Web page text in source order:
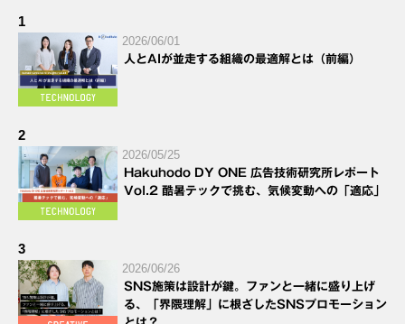
1
2026/06/01
人とAIが並走する組織の最適解とは（前編）
2
2026/05/25
Hakuhodo DY ONE 広告技術研究所レポート
Vol.2 酷暑テックで挑む、気候変動への「適応」
3
2026/06/26
SNS施策は設計が鍵。ファンと一緒に盛り上げ
る、「界隈理解」に根ざしたSNSプロモーション